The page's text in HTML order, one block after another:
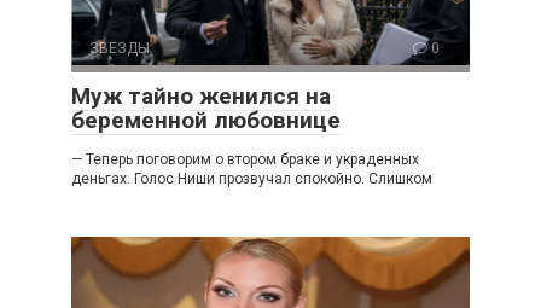
ЗВЕЗДЫ 0
Муж тайно женился на
беременной любовнице
— Теперь поговорим о втором браке и украденных
деньгах. Голос Ниши прозвучал спокойно. Слишком